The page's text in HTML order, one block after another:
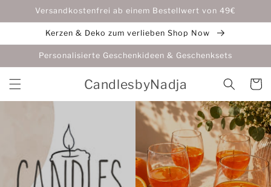
Inhalt
Versandkostenfrei ab einem Bestellwert von 49€
Kerzen & Deko zum verlieben Shop Now
Personalisierte Geschenkideen & Geschenksets
CandlesbyNadja